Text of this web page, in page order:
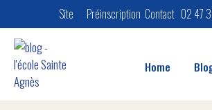
Site​ Préinscription Contact 02 47
Home